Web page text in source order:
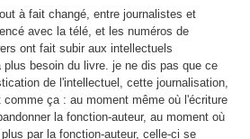
à fait changé, entre journalistes et
avec la télé, et les numéros de
ont fait subir aux intellectuels
besoin du livre. je ne dis pas que ce
de l'intellectuel, cette journalisation,
ça : au moment même où l'écriture
la fonction-auteur, au moment où
par la fonction-auteur, celle-ci se